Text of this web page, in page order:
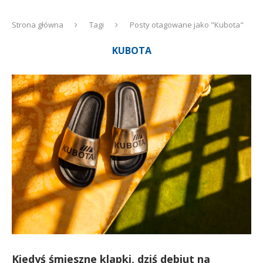
Strona główna Tagi Posty otagowane jako "Kubota"
KUBOTA
Kiedyś śmieszne klapki, dziś debiut na